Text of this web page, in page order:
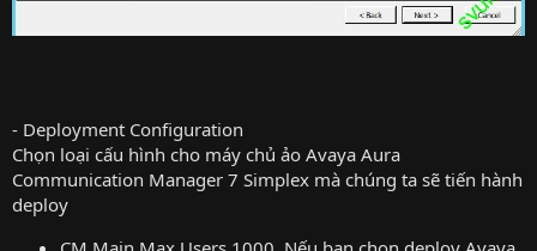
- Deployment Configuration
Chọn loại cấu hình cho máy chủ ảo Avaya Aura
Communication Manager 7 Simplex mà chúng ta sẽ tiến hành
deploy